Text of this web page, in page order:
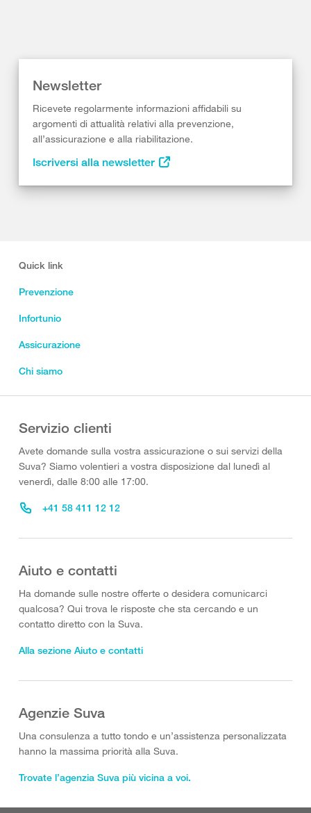
Newsletter
Ricevete regolarmente informazioni affidabili su
argomenti di attualità relativi alla prevenzione,
all’assicurazione e alla riabilitazione.
Iscriversi alla newsletter
Quick link
Prevenzione
Infortunio
Assicurazione
Chi siamo
Servizio clienti
Avete domande sulla vostra assicurazione o sui servizi della
Suva? Siamo volentieri a vostra disposizione dal lunedì al
venerdì, dalle 8:00 alle 17:00.
+41 58 411 12 12
Aiuto e contatti
Ha domande sulle nostre offerte o desidera comunicarci
qualcosa? Qui trova le risposte che sta cercando e un
contatto diretto con la Suva.
Alla sezione Aiuto e contatti
Agenzie Suva
Una consulenza a tutto tondo e un’assistenza personalizzata
hanno la massima priorità alla Suva.
Trovate l’agenzia Suva più vicina a voi.